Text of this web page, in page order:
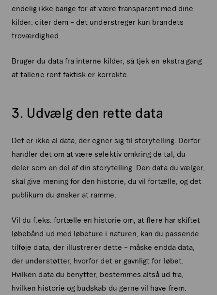
endelig ikke bange for at være transparent med dine
kilder: citer dem – det understreger kun brandets
troværdighed.
Bruger du data fra interne kilder, så tjek en ekstra gang
at tallene rent faktisk er korrekte.
3. Udvælg den rette data
Det er ikke al data, der egner sig til storytelling. Derfor
handler det om at være selektiv omkring de tal, du
deler som en del af din storytelling. Den data du vælger,
skal give mening for den historie, du vil fortælle, og det
publikum du ønsker at ramme.
Vil du f.eks. fortælle en historie om, at flere har skiftet
løbebånd ud med løbeture i naturen, kan du passende
tilføje data, der illustrerer dette – måske endda data,
der understøtter, hvorfor det er gavnligt for løbet.
Hvilken data du benytter, bestemmes altså ud fra,
hvilken historie og budskab du gerne vil have frem.